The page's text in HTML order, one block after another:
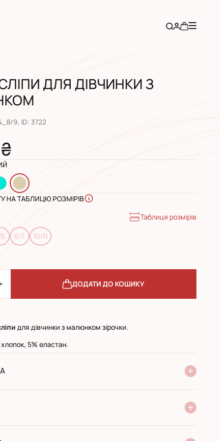
ДЛЯ ДІВЧИНКИ З
9, ID: 3722
НА ТАБЛИЦЮ РОЗМІРІВ
Таблиця розмірів
6/7 10/11
ДОДАТИ ДО КОШИКУ
для дівчинки з малюнком зірочки.
5% еластан.
переказ